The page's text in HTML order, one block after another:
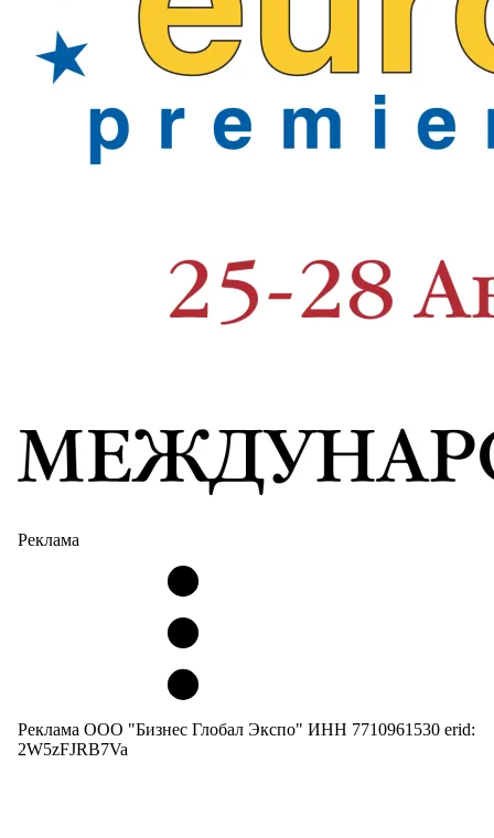
Реклама
Реклама ООО "Бизнес Глобал Экспо" ИНН 7710961530 erid:
2W5zFJRB7Va